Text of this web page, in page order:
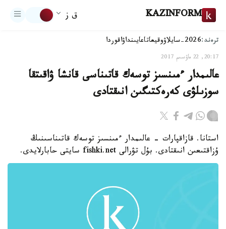
KAZINFORM ق ز
ترەند:2026-سايلاۋ وقيعاتاعايىنداۋاقوردا
20:17, 22 ماۋسىم 2017
عالىمدار ءمىنسىز توسەك قاتىناسى قانشا ۋاقىتقا
سوزىلۋى كەرەكتىگىن انىقتادى
استانا. قازاقپارات - عالىمدار ءمىنسىز توسەك قاتىناسىنىڭ
ۇزاقتىعىن انىقتادى. بۇل تۋرالى fishki.net سايتى حابارلايدى.